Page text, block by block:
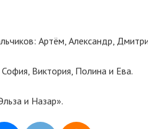
Артём, Александр,
Виктория, Полина и Ева.
и Назар».